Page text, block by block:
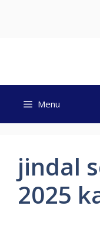
Menu
jindal
2025